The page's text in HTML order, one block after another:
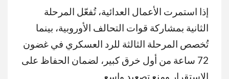
إذا استمرت الأعمال العدائية، تُفعّل المرحلة
الثانية بمشاركة قوات التحالف الأوروبية، بينما
تُخصص المرحلة الثالثة للرد العسكري في غضون
72 ساعة من أول خرق كبير، لضمان الحفاظ على
الاستقرار ومنع تصعيد واسع.